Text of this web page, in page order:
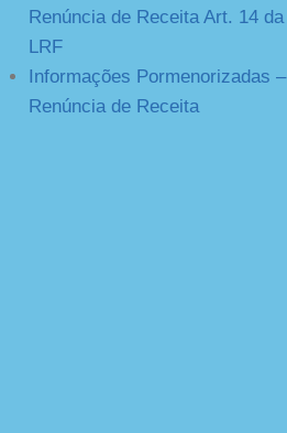
Renúncia de Receita Art. 14 da
LRF
Informações Pormenorizadas –
Renúncia de Receita